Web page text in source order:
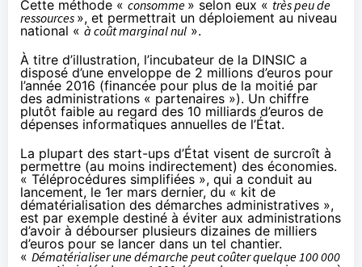
Cette méthode « consomme » selon eux « très peu de
ressources », et permettrait un déploiement au niveau
national « à coût marginal nul ».
À titre d’illustration, l’incubateur de la DINSIC a
disposé d’une enveloppe de 2 millions d’euros pour
l’année 2016 (financée pour plus de la moitié par
des administrations « partenaires »). Un chiffre
plutôt faible au regard des 10 milliards d’euros de
dépenses informatiques annuelles de l’État.
La plupart des start-ups d’État visent de surcroît à
permettre (au moins indirectement) des économies.
« Téléprocédures simplifiées », qui a conduit au
lancement, le 1er mars dernier, du « kit de
dématérialisation des démarches administratives »,
est par exemple destiné à éviter aux administrations
d’avoir à débourser plusieurs dizaines de milliers
d’euros pour se lancer dans un tel chantier.
« Dématérialiser une démarche peut coûter quelque 100 000